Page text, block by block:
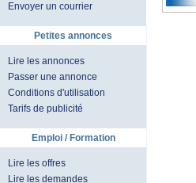
Envoyer un courrier
Petites annonces
Lire les annonces
Passer une annonce
Conditions d'utilisation
Tarifs de publicité
Emploi / Formation
Lire les offres
Lire les demandes